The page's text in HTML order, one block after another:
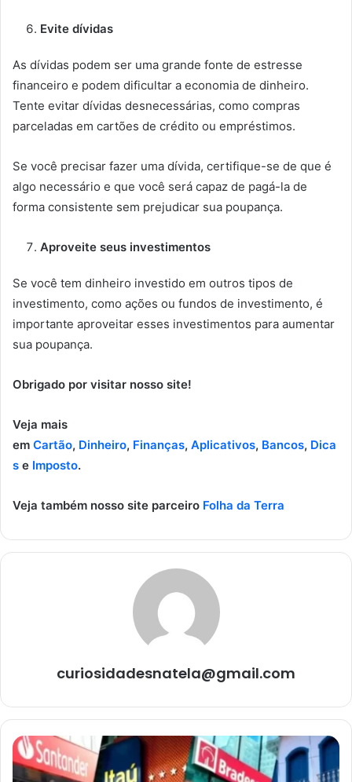
Evite dívidas
As dívidas podem ser uma grande fonte de estresse
financeiro e podem dificultar a economia de dinheiro.
Tente evitar dívidas desnecessárias, como compras
parceladas em cartões de crédito ou empréstimos.
Se você precisar fazer uma dívida, certifique-se de que é
algo necessário e que você será capaz de pagá-la de
forma consistente sem prejudicar sua poupança.
Aproveite seus investimentos
Se você tem dinheiro investido em outros tipos de
investimento, como ações ou fundos de investimento, é
importante aproveitar esses investimentos para aumentar
sua poupança.
Obrigado por visitar nosso site!
Veja mais
em Cartão, Dinheiro, Finanças, Aplicativos, Bancos, Dica
s e Imposto.
Veja também nosso site parceiro Folha da Terra
curiosidadesnatela@gmail.com
Quais
são